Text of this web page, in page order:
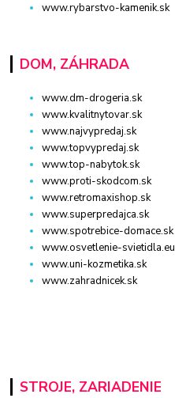
www.rybarstvo-kamenik.sk
DOM, ZÁHRADA
www.dm-drogeria.sk
www.kvalitnytovar.sk
www.najvypredaj.sk
www.topvypredaj.sk
www.top-nabytok.sk
www.proti-skodcom.sk
www.retromaxishop.sk
www.superpredajca.sk
www.spotrebice-domace.sk
www.osvetlenie-svietidla.eu
www.uni-kozmetika.sk
www.zahradnicek.sk
STROJE, ZARIADENIE